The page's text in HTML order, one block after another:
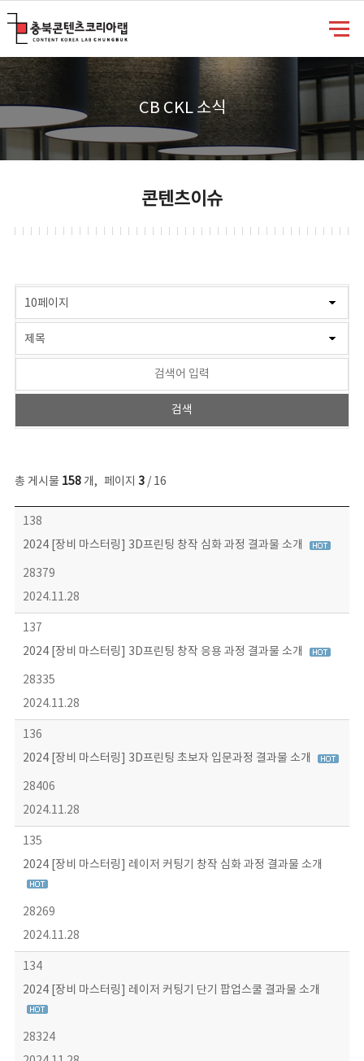
CB CKL 소식
콘텐츠이슈
총 게시물 158개, 페이지 3/ 16
콘텐츠이슈 목록 - 번호, 제목, 작성자, 파일, 조회수, 작성일 정보 제공
138
2024 [장비 마스터링] 3D프린팅 창작 심화 과정 결과물 소개
28379
2024.11.28
137
2024 [장비 마스터링] 3D프린팅 창작 응용 과정 결과물 소개
28335
2024.11.28
136
2024 [장비 마스터링] 3D프린팅 초보자 입문과정 결과물 소개
28406
2024.11.28
135
2024 [장비 마스터링] 레이저 커팅기 창작 심화 과정 결과물 소개
28269
2024.11.28
134
2024 [장비 마스터링] 레이저 커팅기 단기 팝업스쿨 결과물 소개
28324